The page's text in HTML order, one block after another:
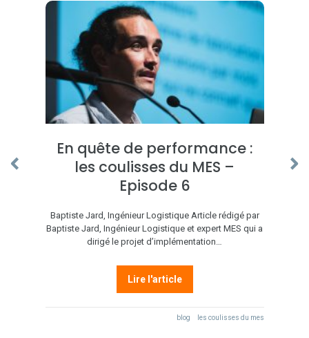
En quête de performance :
les coulisses du MES –
Episode 6
Baptiste Jard, Ingénieur Logistique Article rédigé par
Baptiste Jard, Ingénieur Logistique et expert MES qui a
dirigé le projet d’implémentation…
Lire l'article
blog les coulisses du mes